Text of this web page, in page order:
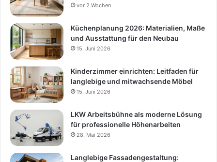
vor 2 Wochen
Küchenplanung 2026: Materialien, Maße
und Ausstattung für den Neubau
15. Juni 2026
Kinderzimmer einrichten: Leitfaden für
langlebige und mitwachsende Möbel
15. Juni 2026
LKW Arbeitsbühne als moderne Lösung
für professionelle Höhenarbeiten
28. Mai 2026
Langlebige Fassadengestaltung: